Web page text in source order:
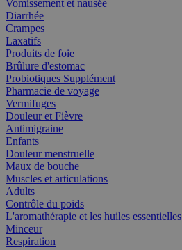
Vomissement et nausée
Diarrhée
Crampes
Laxatifs
Produits de foie
Brûlure d'estomac
Probiotiques Supplément
Pharmacie de voyage
Vermifuges
Douleur et Fièvre
Antimigraine
Enfants
Douleur menstruelle
Maux de bouche
Muscles et articulations
Adults
Contrôle du poids
L'aromathérapie et les huiles essentielles
Minceur
Respiration